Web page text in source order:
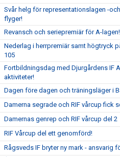
Svår helg för representationslagen -
flyger!
Revansch och seriepremiär för A-lagen!
Nederlag i herrpremiär samt högtryck
105
Fortbildningsdag med Djurgårdens IF
aktiviteter!
Dagen före dagen och träningsläger i
Damerna segrade och RIF vårcup fick
Damernas genrep och RIF vårcup del 2
RIF Vårcup del ett genomförd!
Rågsveds IF bryter ny mark - ansvarig